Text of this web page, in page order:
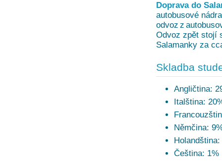
Doprava do
autobusové
odvoz z
Odvoz zpět stojí
Salamanky za
Skladba
Angličtina:
Italština:
Němčina:
Holandština:
Čeština: 1%